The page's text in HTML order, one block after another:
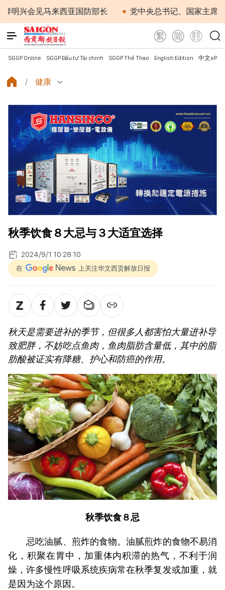
见马来西亚国防部长 党中央总书记、国家主席苏林：
SGGP Online SGGP Đầu tư Tài chính SGGP Thể Thao English Edition 中文
健康
秋季饮食８大忌与３大适宜选择
2024/9/1 10:28:10
在 上关注华文西贡解放日报
秋天是需要进补的季节，但很多人都害怕大量进补导
致肥胖，不妨吃点鱼肉，鱼肉脂肪含量低，其中的脂
肪酸被证实有降糖、护心和防癌的作用。
秋季饮食８忌
忌吃油腻、煎炸的食物。油腻煎炸的食物不易消
化，积聚在胃中，加重体内积滞的热气，不利于润
燥，许多慢性呼吸系统疾病常在秋季复发或加重，就
是因为这个原因。